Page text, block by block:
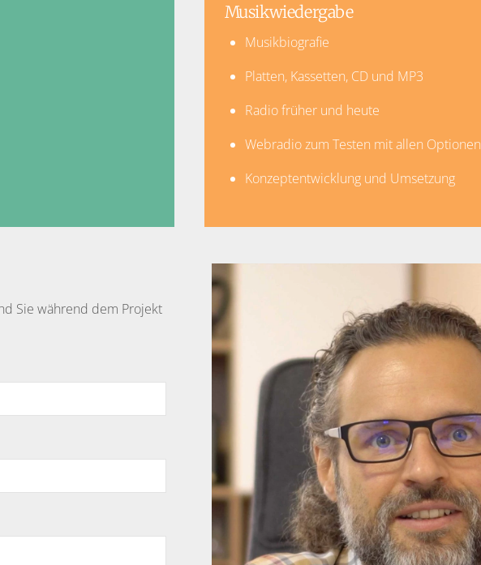
Musikwiedergabe
Musikbiografie
Platten, Kassetten, CD und MP3
Radio früher und heute
Webradio zum Testen mit allen Optionen
Konzeptentwicklung und Umsetzung
Sie während dem Projekt